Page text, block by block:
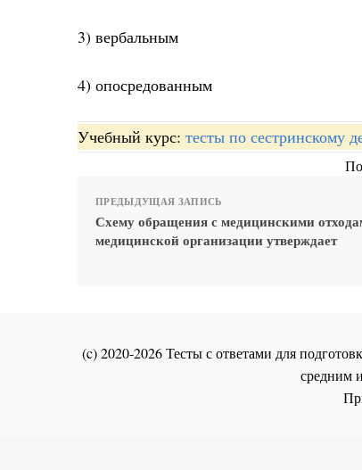
3) вербальным
4) опосредованным
Учебный курс: тесты по сестринскому
ПРЕДЫДУЩАЯ ЗАПИСЬ
Схему обращения с медицинскими
медицинской организации утверждает
(c) 2020-2026 Тесты с ответами для
средним